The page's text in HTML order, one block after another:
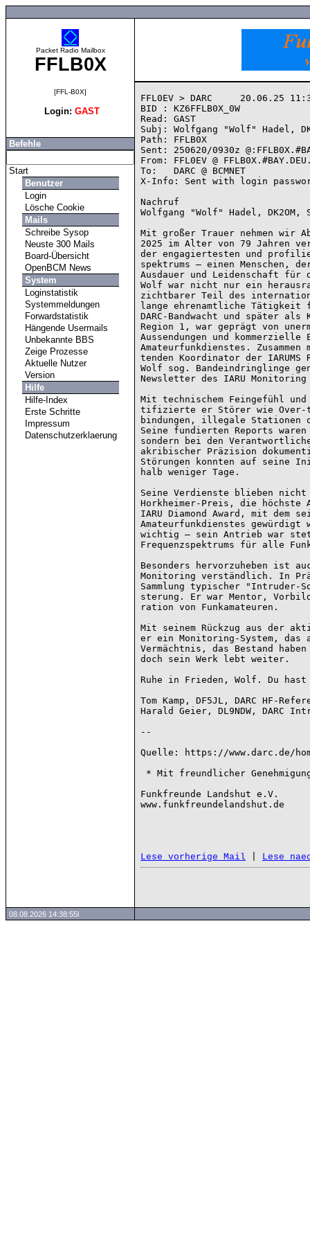
Packet Radio Mailbox
FFLB0X
[FFL-B0X]
Login: GAST
Befehle
Start
Benutzer
Login
Lösche Cookie
Mails
Schreibe Sysop
Neuste 300 Mails
Board-Übersicht
OpenBCM News
System
Loginstatistik
Systemmeldungen
Forwardstatistik
Hängende Usermails
Unbekannte BBS
Zeige Prozesse
Aktuelle Nutzer
Version
Hilfe
Hilfe-Index
Erste Schritte
Impressum
Datenschutzerklaerung
FFL0EV > DARC     20.06.25
BID : KZ6FFLB0X_0W
Read: GAST
Subj: Wolfgang "Wolf" Hadel,
Path: FFLB0X
Sent: 250620/0930z
From: FFL0EV @
To:   DARC @ BCMNET
X-Info: Sent with login
Nachruf
Wolfgang "Wolf" Hadel, DK2OM,
Mit großer Trauer nehmen wir
2025 im Alter von 79 Jahren
der engagiertesten und
spektrums – einen Menschen,
Ausdauer und Leidenschaft für
Wolf war nicht nur ein
zichtbarer Teil des
lange ehrenamtliche Tätigkeit
DARC-Bandwacht und später
Region 1, war geprägt von
Aussendungen und
Amateurfunkdienstes.
tenden Koordinator der
Wolf sog. Bandeindringlinge
Newsletter des IARU Monitoring
Mit technischem Feingefühl
tifizierte er Störer wie Over-
bindungen, illegale
Seine fundierten Reports
sondern bei den
akribischer Präzision
Störungen konnten auf
halb weniger Tage.
Seine Verdienste blieben nicht
Horkheimer-Preis, die höchste
IARU Diamond Award, mit dem
Amateurfunkdienstes gewürdigt
wichtig – sein Antrieb war
Frequenzspektrums für alle
Besonders hervorzuheben ist
Monitoring verständlich. In
Sammlung typischer "Intruder-
sterung. Er war Mentor,
ration von Funkamateuren.
Mit seinem Rückzug aus der
er ein Monitoring-System,
Vermächtnis, das Bestand
doch sein Werk lebt weiter.
Ruhe in Frieden, Wolf. Du
Tom Kamp, DF5JL, DARC HF-
Harald Geier, DL9NDW, DARC
--
Quelle: https://www.darc.de/
Funkfreunde Landshut e.V.
www.funkfreundelandshut.de
Lese vorherige Mail Lese
08.08.2026 14:38:55l